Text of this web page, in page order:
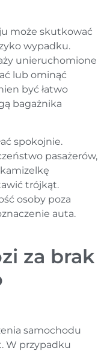
może skutkować
wypadku.
unieruchomione
lub ominąć
być łatwo
bagażnika
spokojnie.
pasażerów,
kamizelkę
trójkąt.
osoby poza
auta.
za brak
samochodu
W przypadku